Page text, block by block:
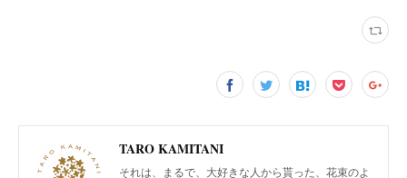
TARO KAMITANI
それは、まるで、大好きな人から貰った、花束のよ